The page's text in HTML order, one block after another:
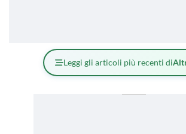
Leggi gli articoli più recenti di